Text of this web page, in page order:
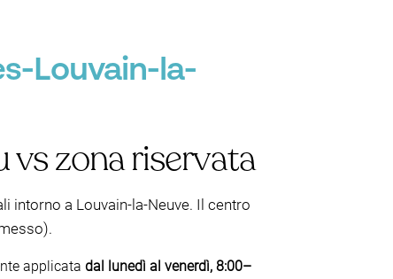
Louvain-la-
vs zona riservata
intorno a Louvain-la-Neuve. Il centro
applicata dal lunedì al venerdì, 8:00–